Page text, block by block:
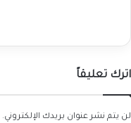
اترك تعليقاً
لن يتم نشر عنوان بريدك الإلكتروني.